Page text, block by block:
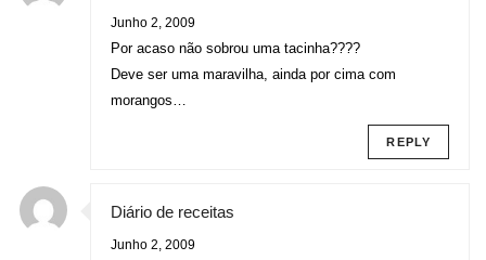
Junho 2, 2009
Por acaso não sobrou uma tacinha????
Deve ser uma maravilha, ainda por cima com
morangos…
REPLY
Diário de receitas
Junho 2, 2009